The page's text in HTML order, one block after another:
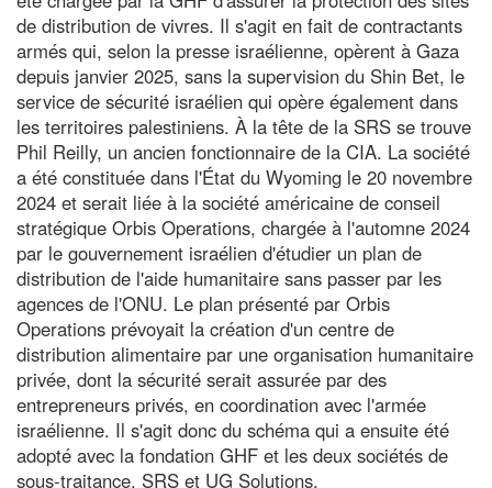
de distribution de vivres. Il s'agit en fait de contractants
armés qui, selon la presse israélienne, opèrent à Gaza
depuis janvier 2025, sans la supervision du Shin Bet, le
service de sécurité israélien qui opère également dans
les territoires palestiniens. À la tête de la SRS se trouve
Phil Reilly, un ancien fonctionnaire de la CIA. La société
a été constituée dans l'État du Wyoming le 20 novembre
2024 et serait liée à la société américaine de conseil
stratégique Orbis Operations, chargée à l'automne 2024
par le gouvernement israélien d'étudier un plan de
distribution de l'aide humanitaire sans passer par les
agences de l'ONU. Le plan présenté par Orbis
Operations prévoyait la création d'un centre de
distribution alimentaire par une organisation humanitaire
privée, dont la sécurité serait assurée par des
entrepreneurs privés, en coordination avec l'armée
israélienne. Il s'agit donc du schéma qui a ensuite été
adopté avec la fondation GHF et les deux sociétés de
sous-traitance, SRS et UG Solutions.